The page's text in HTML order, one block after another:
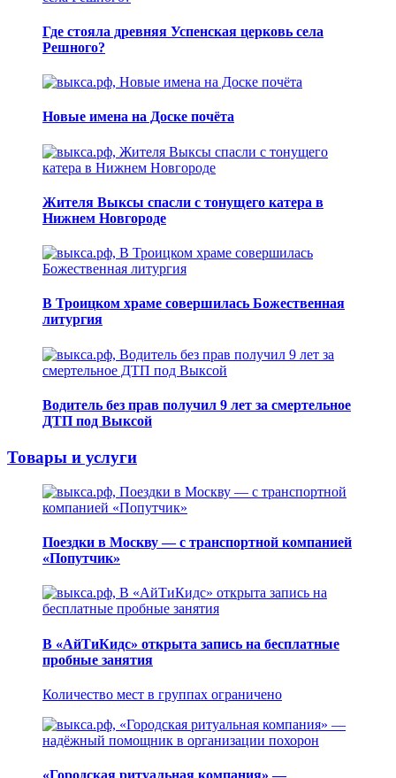
Где стояла древняя Успенская церковь села
Решного?
Новые имена на Доске почёта
Жителя Выксы спасли с тонущего катера в
Нижнем Новгороде
В Троицком храме совершилась Божественная
литургия
Водитель без прав получил 9 лет за смертельное
ДТП под Выксой
Товары и услуги
Поездки в Москву — с транспортной компанией
«Попутчик»
В «АйТиКидс» открыта запись на бесплатные
пробные занятия
Количество мест в группах ограничено